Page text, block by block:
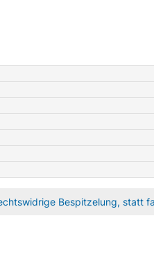
Bespitzelung, statt